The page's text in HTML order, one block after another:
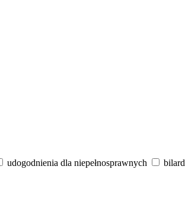
udogodnienia dla niepełnosprawnych bilard